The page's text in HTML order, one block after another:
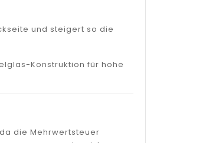
und steigert so die
Konstruktion für hohe
die Mehrwertsteuer